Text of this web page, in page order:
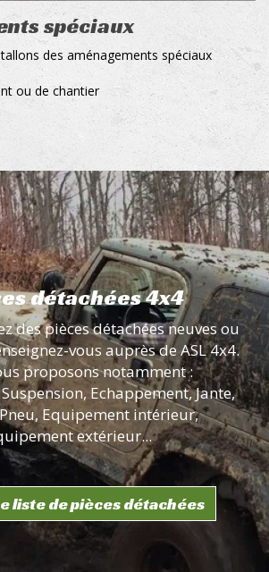
spéciaux
des aménagements spéciaux
ou de chantier
détachées 4x4
des pièces détachées neuves ou
vous auprès de ASL 4x4.
proposons notamment :
Echappement, Jante,
Equipement intérieur,
extérieur...
liste de pièces détachées